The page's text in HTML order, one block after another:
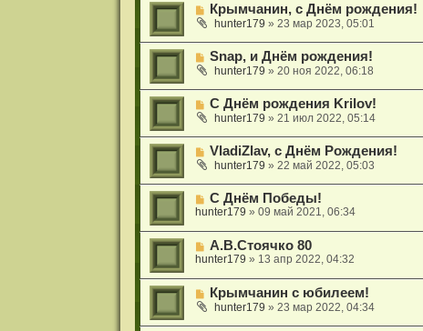
Крымчанин, с Днём рождения!
hunter179 » 23 мар 2023, 05:01
Snap, и Днём рождения!
hunter179 » 20 ноя 2022, 06:18
С Днём рождения Krilov!
hunter179 » 21 июл 2022, 05:14
VladiZlav, с Днём Рождения!
hunter179 » 22 май 2022, 05:03
С Днём Победы!
hunter179 » 09 май 2021, 06:34
А.В.Стоячко 80
hunter179 » 13 апр 2022, 04:32
Крымчанин с юбилеем!
hunter179 » 23 мар 2022, 04:34